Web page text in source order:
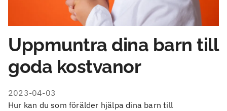
Uppmuntra dina barn till
goda kostvanor
2023-04-03
Hur kan du som förälder hjälpa dina barn till